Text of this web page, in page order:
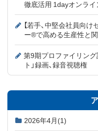
徹底活用 1dayオンラ
【若手、中堅会社員向
ー®で高める生産性と関
第9期プロファイリン
ト」録画、録音視聴権
2026年4月 (1)